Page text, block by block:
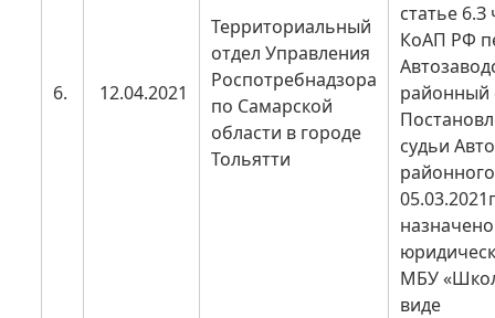
6. 12.04.2021
Территориальный
отдел Управления
Роспотребнадзора
по Самарской
области в городе
Тольятти
статье 6.З
КоАП РФ
районный
судьи
МБУ
виде